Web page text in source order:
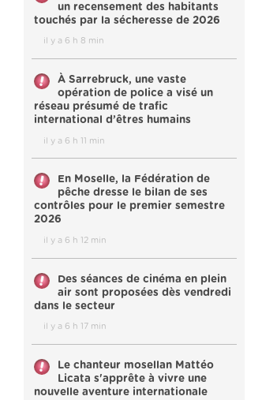
un recensement des habitants
touchés par la sécheresse de 2026
il y a 6 h 8 min
À Sarrebruck, une vaste
opération de police a visé un
réseau présumé de trafic
international d’êtres humains
il y a 6 h 11 min
En Moselle, la Fédération de
pêche dresse le bilan de ses
contrôles pour le premier semestre
2026
il y a 6 h 12 min
Des séances de cinéma en plein
air sont proposées dès vendredi
dans le secteur
il y a 6 h 17 min
Le chanteur mosellan Mattéo
Licata s'apprête à vivre une
nouvelle aventure internationale